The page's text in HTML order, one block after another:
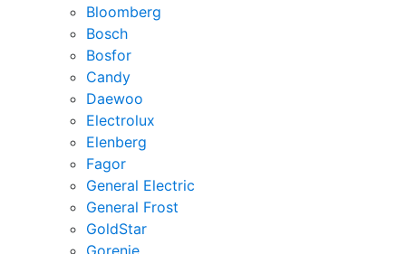
Bloomberg
Bosch
Bosfor
Candy
Daewoo
Electrolux
Elenberg
Fagor
General Electric
General Frost
GoldStar
Gorenje